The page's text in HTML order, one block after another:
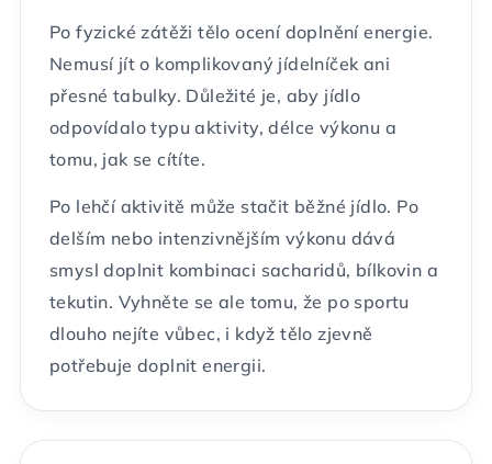
Po fyzické zátěži tělo ocení doplnění energie.
Nemusí jít o komplikovaný jídelníček ani
přesné tabulky. Důležité je, aby jídlo
odpovídalo typu aktivity, délce výkonu a
tomu, jak se cítíte.
Po lehčí aktivitě může stačit běžné jídlo. Po
delším nebo intenzivnějším výkonu dává
smysl doplnit kombinaci sacharidů, bílkovin a
tekutin. Vyhněte se ale tomu, že po sportu
dlouho nejíte vůbec, i když tělo zjevně
potřebuje doplnit energii.